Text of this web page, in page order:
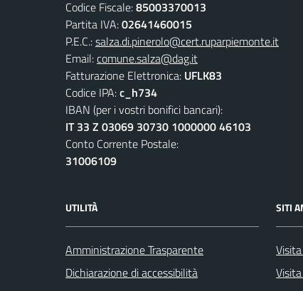
Codice Fiscale:85003370013
Partita IVA:02641460015
P.E.C.:salza.di.pinerolo@cert.ruparpiemonte.it
Email:comune.salza@dag.it
Fatturazione Elettronica: UFLK83
Codice IPA:c_h734
IBAN (per i vostri bonifici bancari):
IT 33 Z 03069 30730 1000000 46103
Conto Corrente Postale:
31006109
UTILITÀ
Amministrazione Trasparente
Dichiarazione di accessibilità
SITI